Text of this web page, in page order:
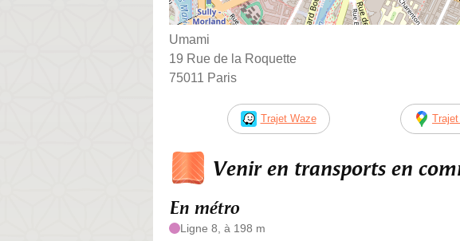
Umami
19 Rue de la Roquette
75011 Paris
Trajet Waze
Venir en transports en
En métro
Ligne 8, à 198 m